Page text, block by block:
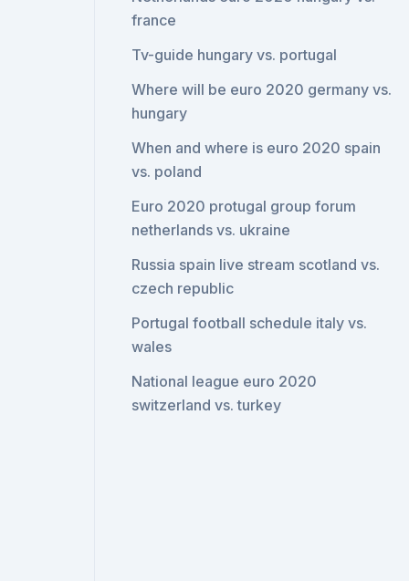
france
Tv-guide hungary vs. portugal
Where will be euro 2020 germany vs.
hungary
When and where is euro 2020 spain
vs. poland
Euro 2020 protugal group forum
netherlands vs. ukraine
Russia spain live stream scotland vs.
czech republic
Portugal football schedule italy vs.
wales
National league euro 2020
switzerland vs. turkey